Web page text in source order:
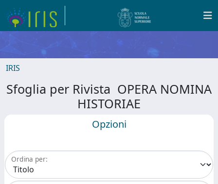
IRIS
Sfoglia per Rivista OPERA NOMINA
HISTORIAE
Opzioni
Ordina per: